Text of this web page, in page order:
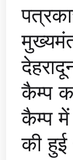
कैम्प
कैम्प
की